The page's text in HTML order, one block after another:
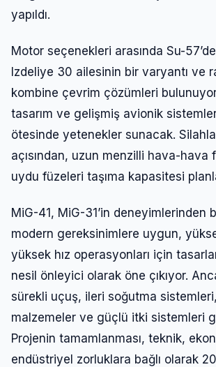
yapıldı.
Motor seçenekleri arasında Su-
Izdeliye 30 ailesinin bir varyantı ve
kombine çevrim çözümleri
tasarım ve gelişmiş avionik
ötesinde yetenekler sunacak.
açısından, uzun menzilli hava-hava
uydu füzeleri taşıma kapasitesi
MiG-41, MiG-31’in deneyimlerinden
modern gereksinimlere uygun,
yüksek hız operasyonları için
nesil önleyici olarak öne çıkıyor.
sürekli uçuş, ileri soğutma sistemleri,
malzemeler ve güçlü itki sistemleri
Projenin tamamlanması, teknik,
endüstriyel zorluklara bağlı olarak